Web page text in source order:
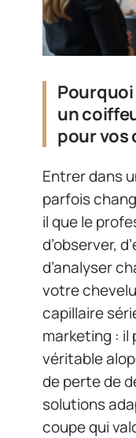
un
pour vos
Entrer dans
parfois
il que le
d’observer,
d’analyser
votre
capillaire
marketing : il
véritable
de perte de
solutions
coupe qui